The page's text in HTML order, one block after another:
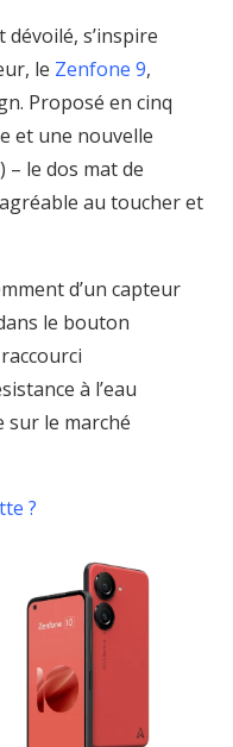
dévoilé, s’inspire
le Zenfone 9,
Proposé en cinq
et une nouvelle
le dos mat de
au toucher et
d’un capteur
le bouton
à l’eau
sur le marché
?